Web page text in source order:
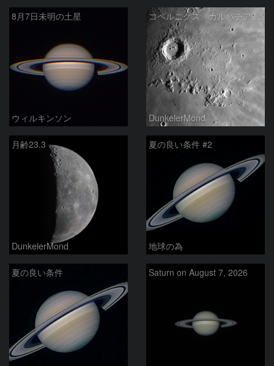
8月7日未明の土星
ウィルキンソン
コペルニクス、カルパチア山脈付近
DunkelerMond
月齢23.3
DunkelerMond
夏の良い条件 #2
地球の為
夏の良い条件 Saturn on August 7, 2026